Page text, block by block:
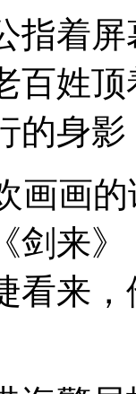
着屏
百姓
的身
画的
剑来》
看来